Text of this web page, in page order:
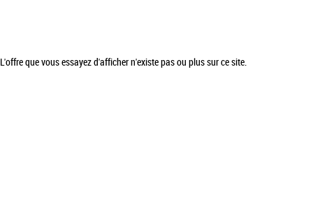
L'offre que vous essayez d'afficher n'existe pas ou plus sur ce site.